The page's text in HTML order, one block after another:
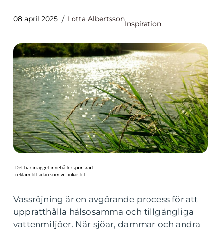
08 april 2025 Lotta Albertsson
Inspiration
Vassröjning är en avgörande process för att
upprätthålla hälsosamma och tillgängliga
vattenmiljöer. När sjöar, dammar och andra